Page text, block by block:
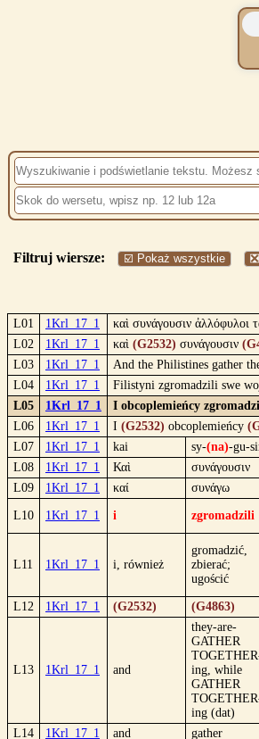
Filtruj wiersze: ☑️ Pokaż wszystkie
L01 1Krl_17_1
καὶ συνάγουσιν ἀλλόφυλοι
L02
1Krl_17_1 καὶ (G2532) συνάγουσιν
L03
1Krl_17_1
And the Philistines gather
L04
1Krl_17_1
Filistyni zgromadzili swe
L05
1Krl_17_1
I obcoplemieńcy
L06
1Krl_17_1 I (G2532) obcoplemieńcy
L07
1Krl_17_1 kai sy-(na)-gu-
L08
1Krl_17_1 Καὶ συνάγουσιν
L09
1Krl_17_1 καί συνάγω
L10 1Krl_17_1 i zgromadzili
L11 1Krl_17_1 i, również
gromadzić,
zbierać;
ugościć
L12 1Krl_17_1 (G2532) (G4863)
L13 1Krl_17_1 and
they-are-
GATHER
ing, while
GATHER
ing (dat)
L14 1Krl_17_1 and gather